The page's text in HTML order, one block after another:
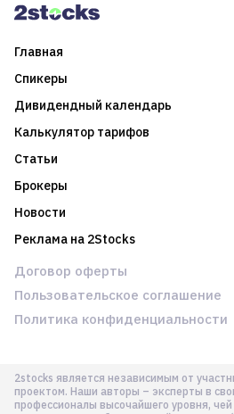
Главная
Спикеры
Дивидендный календарь
Калькулятор тарифов
Статьи
Брокеры
Новости
Реклама на 2Stocks
2stocks является независимым от
проектом. Наши авторы – эксперты в
профессионалы высочайшего уровня,
Договор оферты
Пользовательское соглашение
Политика конфиденциальности